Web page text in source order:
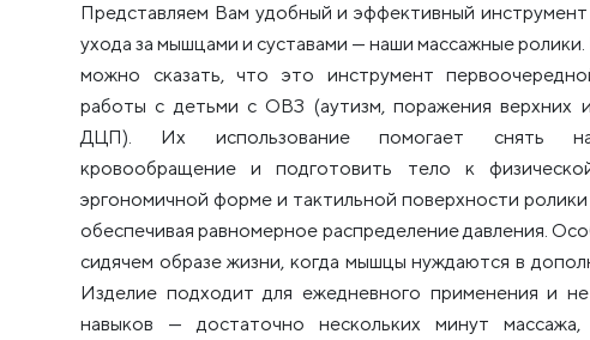
Представляем Вам удобный и эффективный
ухода за мышцами и суставами — наши массажные
можно сказать, что это инструмент
работы с детьми с ОВЗ (аутизм, поражения верхних
ДЦП). Их использование помогает снять
кровообращение и подготовить тело к
эргономичной форме и тактильной поверхности ролики
обеспечивая равномерное распределение давления.
сидячем образе жизни, когда мышцы нуждаются в
Изделие подходит для ежедневного применения и
навыков — достаточно нескольких минут массажа,